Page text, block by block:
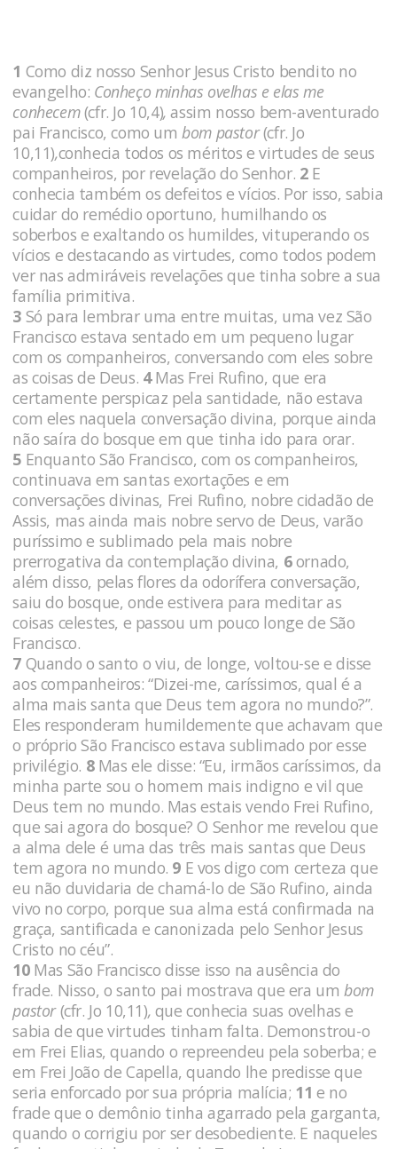
1 Como diz nosso Senhor Jesus Cristo bendito no
evangelho: Conheço minhas ovelhas e elas me
conhecem(cfr. Jo 10,4),assim nosso bem-aventurado
pai Francisco, como um bom pastor(cfr. Jo
10,11),conhecia todos os méritos e virtudes de seus
companheiros, por revelação do Senhor. 2E
conhecia também os defeitos e vícios. Por isso, sabia
cuidar do remédio oportuno, humilhando os
soberbos e exaltando os humildes, vituperando os
vícios e destacando as virtudes, como todos podem
ver nas admiráveis revelações que tinha sobre a sua
família primitiva.
3 Só para lembrar uma entre muitas, uma vez São
Francisco estava sentado em um pequeno lugar
com os companheiros, conversando com eles sobre
as coisas de Deus. 4Mas Frei Rufino, que era
certamente perspicaz pela santidade, não estava
com eles naquela conversação divina, porque ainda
não saíra do bosque em que tinha ido para orar.
5 Enquanto São Francisco, com os companheiros,
continuava em santas exortações e em
conversações divinas, Frei Rufino, nobre cidadão de
Assis, mas ainda mais nobre servo de Deus, varão
puríssimo e sublimado pela mais nobre
prerrogativa da contemplação divina, 6ornado,
além disso, pelas flores da odorífera conversação,
saiu do bosque, onde estivera para meditar as
coisas celestes, e passou um pouco longe de São
Francisco.
7 Quando o santo o viu, de longe, voltou-se e disse
aos companheiros: “Dizei-me, caríssimos, qual é a
alma mais santa que Deus tem agora no mundo?”.
Eles responderam humildemente que achavam que
o próprio São Francisco estava sublimado por esse
privilégio. 8 Mas ele disse: “Eu, irmãos caríssimos, da
minha parte sou o homem mais indigno e vil que
Deus tem no mundo. Mas estais vendo Frei Rufino,
que sai agora do bosque? O Senhor me revelou que
a alma dele é uma das três mais santas que Deus
tem agora no mundo. 9 E vos digo com certeza que
eu não duvidaria de chamá-lo de São Rufino, ainda
vivo no corpo, porque sua alma está confirmada na
graça, santificada e canonizada pelo Senhor Jesus
Cristo no céu”.
10Mas São Francisco disse isso na ausência do
frade. Nisso, o santo pai mostrava que era um bom
pastor(cfr. Jo 10,11), que conhecia suas ovelhas e
sabia de que virtudes tinham falta. Demonstrou-o
em Frei Elias, quando o repreendeu pela soberba; e
em Frei João de Capella, quando lhe predisse que
seria enforcado por sua própria malícia; 11 e no
frade que o demônio tinha agarrado pela garganta,
quando o corrigiu por ser desobediente. E naqueles